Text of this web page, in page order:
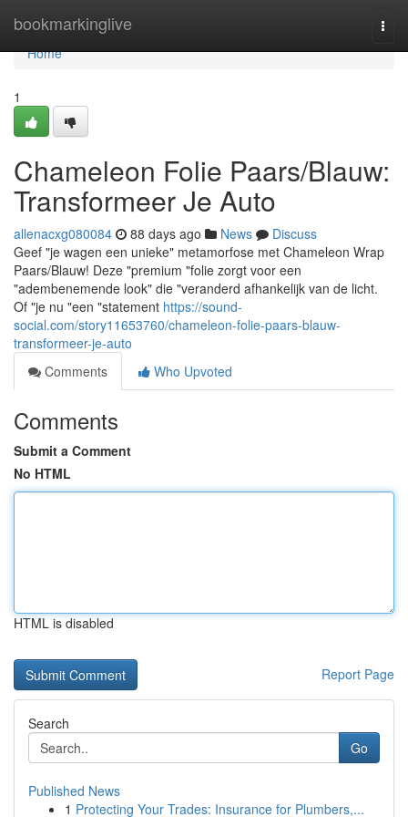
bookmarkinglive
Home
Home
1
Chameleon Folie Paars/Blauw:
Transformeer Je Auto
allenacxg080084 88 days ago News
Discuss
Geef "je wagen een unieke" metamorfose met Chameleon Wrap
Paars/Blauw! Deze "premium "folie zorgt voor een
"adembenemende look" die "veranderd afhankelijk van de licht.
Of "je nu "een "statement https://sound-
social.com/story11653760/chameleon-folie-paars-blauw-
transformeer-je-auto
Comments
Who Upvoted
Comments
Submit a Comment
No HTML
HTML is disabled
Report Page
Search
Go
Published News
1 Protecting Your Trades: Insurance for Plumbers,...